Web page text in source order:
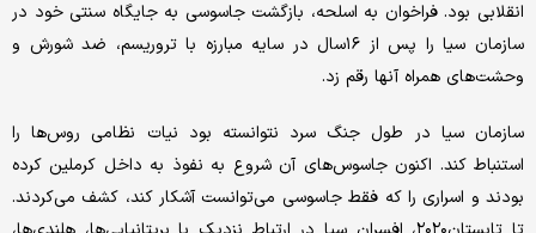
انقلابی بود. فراخوان به اسلحه، بازگشت جاسوسی به جایگاه سنتی خود در
سازمان سیا را پس از ۱۶سال در سایه مبارزه با تروریسم، ضد شورش و
وحشت‌های همراه آنها رقم زد.
سازمان سیا در طول جنگ سرد نتوانسته بود نیات نظامی روس‌ها را
استنباط کند. اکنون جاسوس‌های آن شروع به نفوذ به داخل کرملین کرده
بودند و اسراری را که فقط جاسوسی می‌توانست آشکار کند، کشف می‌کردند.